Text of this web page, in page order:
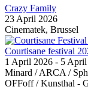
Crazy Family
23 April 2026
Cinematek, Brussel
Courtisane festival
1 April 2026 - 5
Minard / ARCA /
OFFoff / Kunsthal -